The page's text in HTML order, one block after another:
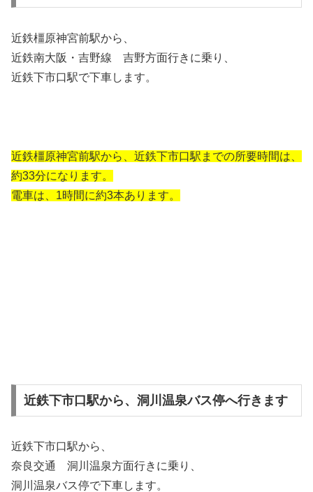
近鉄橿原神宮前駅から、
近鉄南大阪・吉野線 吉野方面行きに乗り、
近鉄下市口駅で下車します。
近鉄橿原神宮前駅から、近鉄下市口駅までの所要時間は、
約33分になります。
電車は、1時間に約3本あります。
近鉄下市口駅から、洞川温泉バス停へ行きます
近鉄下市口駅から、
奈良交通 洞川温泉方面行きに乗り、
洞川温泉バス停で下車します。